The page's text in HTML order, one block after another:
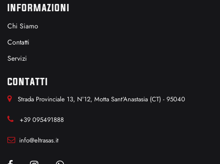
INFORMAZIONI
Chi Siamo
Contatti
Servizi
CONTATTI
Strada Provinciale 13, N°12, Motta Sant'Anastasia (CT) - 95040
+39 095491888
info@eltrasas.it